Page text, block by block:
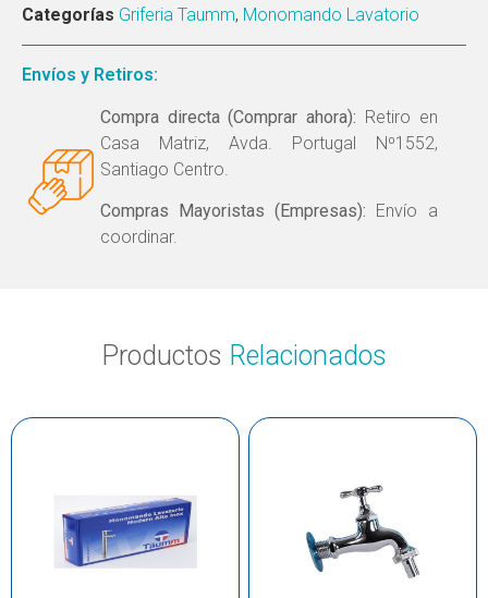
Categorías Griferia Taumm, Monomando Lavatorio
Envíos y Retiros:
Compra directa (Comprar ahora): Retiro en
Casa Matriz, Avda. Portugal Nº1552,
Santiago Centro.
Compras Mayoristas (Empresas): Envío a
coordinar.
Productos Relacionados